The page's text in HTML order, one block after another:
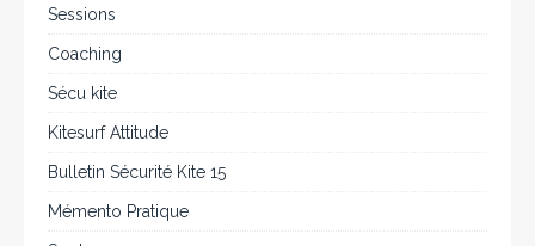
Sessions
Coaching
Sécu kite
Kitesurf Attitude
Bulletin Sécurité Kite 15
Mémento Pratique